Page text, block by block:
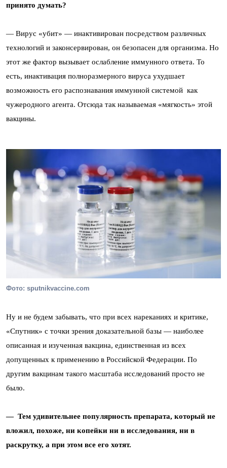
принято думать?
— Вирус «убит» — инактивирован посредством различных
технологий и законсервирован, он безопасен для организма. Но
этот же фактор вызывает ослабление иммунного ответа. То
есть, инактивация полноразмерного вируса ухудшает
возможность его распознавания иммунной системой как
чужеродного агента. Отсюда так называемая «мягкость» этой
вакцины.
Фото: sputnikvaccine.com
Ну и не будем забывать, что при всех нареканиях и критике,
«Спутник» с точки зрения доказательной базы — наиболее
описанная и изученная вакцина, единственная из всех
допущенных к применению в Российской Федерации. По
другим вакцинам такого масштаба исследований просто не
было.
— Тем удивительнее популярность препарата, который не
вложил, похоже, ни копейки ни в исследования, ни в
раскрутку, а при этом все его хотят.